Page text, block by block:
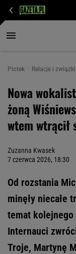
Plotek Relacje i związki
Nowa
żoną
wtem wtrącił
Zuzanna Kwasek
7 czerwca 2026, 18:30
Od rozstania
minęły niecałe
temat kolejnego
Internauci
Troje, Martynę